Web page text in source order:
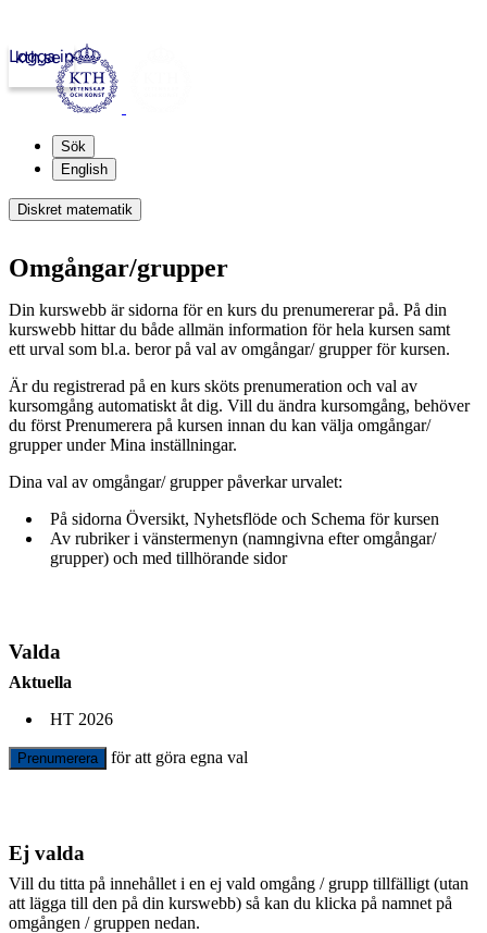
kth.se
Logga in
Sök
English
Diskret matematik
Omgångar/grupper
Din kurswebb är sidorna för en kurs du prenumererar på. På din
kurswebb hittar du både allmän information för hela kursen samt
ett urval som bl.a. beror på val av omgångar/ grupper för kursen.
Är du registrerad på en kurs sköts prenumeration och val av
kursomgång automatiskt åt dig. Vill du ändra kursomgång, behöver
du först Prenumerera på kursen innan du kan välja omgångar/
grupper under Mina inställningar.
Dina val av omgångar/ grupper påverkar urvalet:
På sidorna Översikt, Nyhetsflöde och Schema för kursen
Av rubriker i vänstermenyn (namngivna efter omgångar/
grupper) och med tillhörande sidor
Valda
Aktuella
HT 2026
Prenumerera för att göra egna val
Ej valda
Vill du titta på innehållet i en ej vald omgång / grupp tillfälligt (utan
att lägga till den på din kurswebb) så kan du klicka på namnet på
omgången / gruppen nedan.